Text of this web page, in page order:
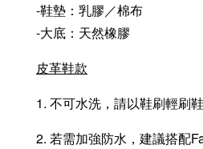
-鞋墊：乳膠／棉布
-大底：天然橡膠
皮革鞋款
1. 不可水洗，請以鞋刷輕刷
2. 若需加強防水，建議搭配